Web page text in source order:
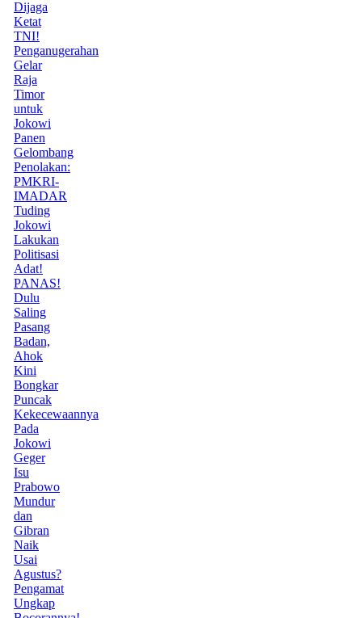
Dijaga
Ketat
TNI!
Penganugerahan
Gelar
Raja
Timor
untuk
Jokowi
Panen
Gelombang
Penolakan:
PMKRI-
IMADAR
Tuding
Jokowi
Lakukan
Politisasi
Adat!
PANAS!
Dulu
Saling
Pasang
Badan,
Ahok
Kini
Bongkar
Puncak
Kekecewaannya
Pada
Jokowi
Geger
Isu
Prabowo
Mundur
dan
Gibran
Naik
Usai
Agustus?
Pengamat
Ungkap